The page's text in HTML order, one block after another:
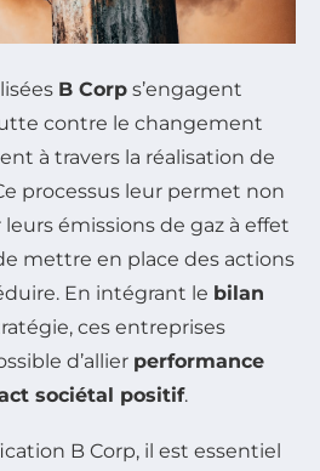
B Corp s’engagent
contre le changement
à travers la réalisation de
processus leur permet non
émissions de gaz à effet
mettre en place des actions
En intégrant le bilan
ces entreprises
d’allier performance
sociétal positif.
B Corp, il est essentiel